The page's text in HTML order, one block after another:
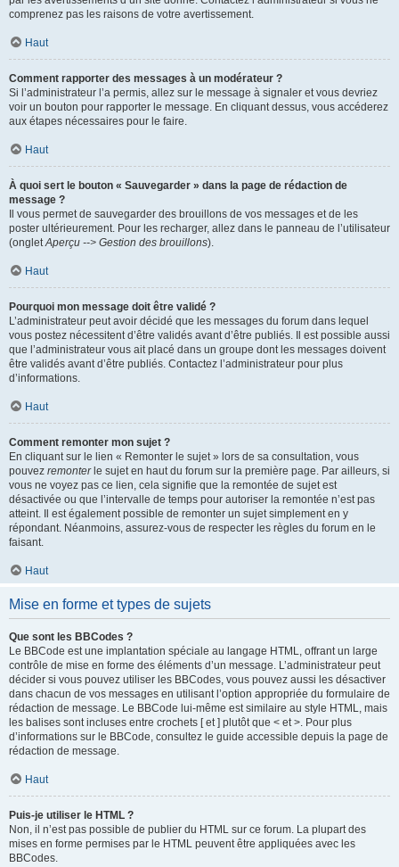
comprenez pas les raisons de votre avertissement.
Haut
Comment rapporter des messages à un modérateur ?
Si l’administrateur l’a permis, allez sur le message à signaler et vous devriez
voir un bouton pour rapporter le message. En cliquant dessus, vous accéderez
aux étapes nécessaires pour le faire.
Haut
À quoi sert le bouton « Sauvegarder » dans la page de rédaction de
message ?
Il vous permet de sauvegarder des brouillons de vos messages et de les
poster ultérieurement. Pour les recharger, allez dans le panneau de l’utilisateur
(ongletAperçu --> Gestion des brouillons).
Haut
Pourquoi mon message doit être validé ?
L’administrateur peut avoir décidé que les messages du forum dans lequel
vous postez nécessitent d’être validés avant d’être publiés. Il est possible aussi
que l’administrateur vous ait placé dans un groupe dont les messages doivent
être validés avant d’être publiés. Contactez l’administrateur pour plus
d’informations.
Haut
Comment remonter mon sujet ?
En cliquant sur le lien « Remonter le sujet » lors de sa consultation, vous
pouvez remonterle sujet en haut du forum sur la première page. Par ailleurs, si
vous ne voyez pas ce lien, cela signifie que la remontée de sujet est
désactivée ou que l’intervalle de temps pour autoriser la remontée n’est pas
atteint. Il est également possible de remonter un sujet simplement en y
répondant. Néanmoins, assurez-vous de respecter les règles du forum en le
faisant.
Haut
Mise en forme et types de sujets
Que sont les BBCodes ?
Le BBCode est une implantation spéciale au langage HTML, offrant un large
contrôle de mise en forme des éléments d’un message. L’administrateur peut
décider si vous pouvez utiliser les BBCodes, vous pouvez aussi les désactiver
dans chacun de vos messages en utilisant l’option appropriée du formulaire de
rédaction de message. Le BBCode lui-même est similaire au style HTML, mais
les balises sont incluses entre crochets [ et ] plutôt que < et >. Pour plus
d’informations sur le BBCode, consultez le guide accessible depuis la page de
rédaction de message.
Haut
Puis-je utiliser le HTML ?
Non, il n’est pas possible de publier du HTML sur ce forum. La plupart des
mises en forme permises par le HTML peuvent être appliquées avec les
BBCodes.